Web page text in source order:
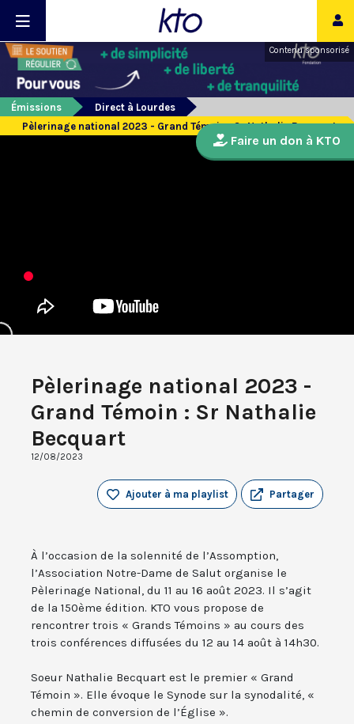
Contenu sponsorisé
Émissions
Direct à Lourdes
Pèlerinage national 2023 - Grand Témoin : Sr Nathalie Becquart
Pèlerinage national 2023 -
Grand Témoin : Sr Nathalie
Becquart
12/08/2023
Partager
Ajouter à ma playlist
À l’occasion de la solennité de l’Assomption,
l’Association Notre-Dame de Salut organise le
Pèlerinage National, du 11 au 16 août 2023. Il s’agit
de la 150ème édition. KTO vous propose de
rencontrer trois « Grands Témoins » au cours des
trois conférences diffusées du 12 au 14 août à 14h30.
Soeur Nathalie Becquart est le premier « Grand
Témoin ». Elle évoque le Synode sur la synodalité, «
chemin de conversion de l’Église ».
Faire un don à KTO